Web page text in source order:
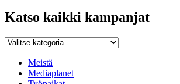
Katso kaikki kampanjat
Katso
kampanjat
Meistä
Mediaplanet